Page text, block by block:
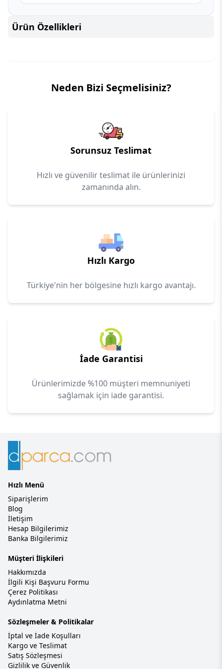
Ürün Özellikleri
Neden Bizi Seçmelisiniz?
Sorunsuz Teslimat
Hızlı ve güvenilir teslimat ile ürünlerinizi
zamanında alın.
Hızlı Kargo
Türkiye'nin her bölgesine hızlı kargo avantajı.
İade Garantisi
Ürünlerimizde %100 müşteri memnuniyeti
sağlamak için iade garantisi.
Hızlı Menü
Siparişlerim
Blog
İletişim
Hesap Bilgilerimiz
Banka Bilgilerimiz
Müşteri İlişkileri
Hakkımızda
İlgili Kişi Başvuru Formu
Çerez Politikası
Aydınlatma Metni
Sözleşmeler & Politikalar
İptal ve İade Koşulları
Kargo ve Teslimat
Satış Sözleşmesi
Gizlilik ve Güvenlik